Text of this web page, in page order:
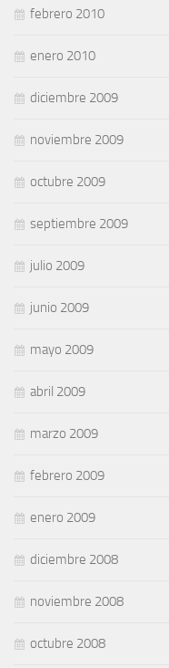
febrero 2010
enero 2010
diciembre 2009
noviembre 2009
octubre 2009
septiembre 2009
julio 2009
junio 2009
mayo 2009
abril 2009
marzo 2009
febrero 2009
enero 2009
diciembre 2008
noviembre 2008
octubre 2008